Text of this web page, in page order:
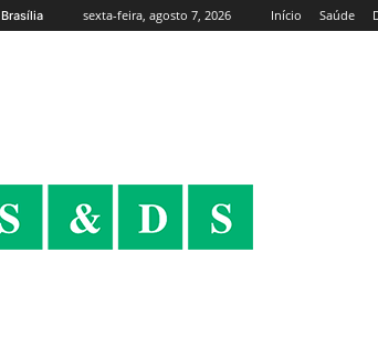
Brasília sexta-feira, agosto 7, 2026 Início Saúde